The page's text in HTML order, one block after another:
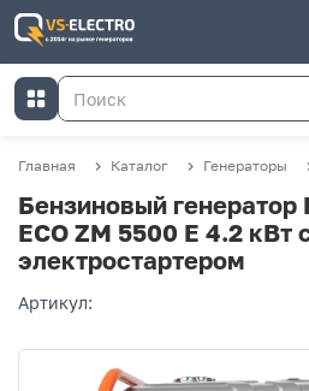
Главная Каталог Генераторы
Бензиновый генератор
ECO ZM 5500 Е 4.2 кВт
электростартером
Артикул: